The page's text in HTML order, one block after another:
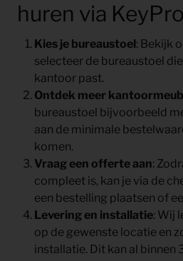
huren via
Kies je bureaustoel: Bekijk
selecteer de bureaustoel
kantoor past.
Ontdek meer
bureaustoel bijvoorbeeld
aan de minimale
komen.
Vraag een offerte aan:
compleet is, kan je via de
een bestelling plaatsen of
Levering en installatie: Wij
op de gewenste locatie en
installatie. Dit kan al binnen